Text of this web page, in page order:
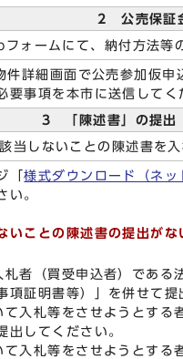
2 公売保証
ォームにて、納付方法等
詳細画面で公売参加仮申
要事項を本市に送信してく
3 「陳述書」の提出
当しないことの陳述書を
「様式ダウンロード（ネッ
い。
いことの陳述書の提出が
札者（買受申込者）であ
項証明書等）」を併せて提
て入札等をさせようとす
出してください。
て入札等をさせようとす